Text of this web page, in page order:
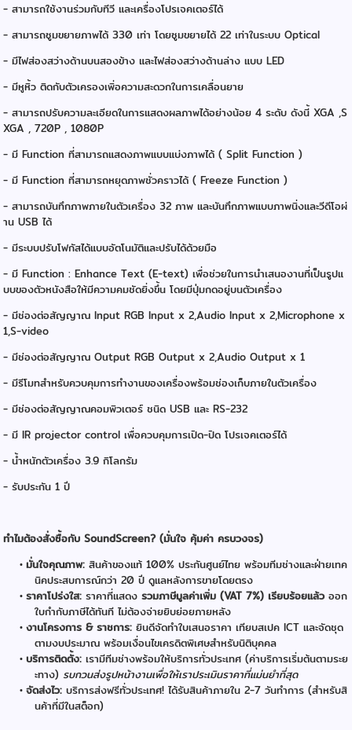
- สามารถใช้งานร่วมกับทีวี และเครื่องโปรเจคเตอร์ได้
- สามารถซูมขยายภาพได้ 330 เท่า โดยซูมขยายได้ 22 เท่าในระบบ Optical
- มีไฟส่องสว่างด้านบนสองข้าง และไฟส่องสว่างด้านล่าง แบบ LED
- มีหูหิ้ว ติดกับตัวเครองเพิ่อความสะดวกในการเคลื่อนยาย
- สามารถปรับความละเอียดในการแสดงผลภาพได้อย่างน้อย 4 ระดับ ดังนี้ XGA ,S
XGA , 720P , 1080P
- มี Function ที่สามารถแสดงภาพแบบแบ่งภาพได้ ( Split Function )
- มี Function ที่สามารถหยุดภาพชั่วคราวได้ ( Freeze Function )
- สามารถบันทึกภาพภายในตัวเครื่อง 32 ภาพ และบันทึกภาพแบบภาพนิ่งและวีดีโอผ่
าน USB ได้
- มีระบบปรับโฟกัสได้แบบอัตโนมัติและปรับได้ด้วยมือ
- มี Function : Enhance Text (E-text) เพื่อช่วยในการนำเสนองานที่เป็นรูปแ
บบของตัวหนังสือให้มีความคมชัดยิ่งขึ้น โดยมีปุ่มกดอยู่บนตัวเครื่อง
- มีช่องต่อสัญญาณ Input RGB Input x 2,Audio Input x 2,Microphone x
1,S-video
- มีช่องต่อสัญญาณ Output RGB Output x 2,Audio Output x 1
- มีรีโมทสำหรับควบคุมการทำงานของเครื่องพร้อมช่องเก็บภายในตัวเครื่อง
- มีช่องต่อสัญญาณคอมพิวเตอร์ ชนิด USB และ RS-232
- มี IR projector control เพื่อควบคุมการเปิด-ปิด โปรเจคเตอร์ได้
- น้ำหนักตัวเครื่อง 3.9 กิโลกรัม
- รับประกัน 1 ปี
ทำไมต้องสั่งซื้อกับ SoundScreen? (มั่นใจ คุ้มค่า ครบวงจร)
มั่นใจคุณภาพ:สินค้าของแท้ 100% ประกันศูนย์ไทย พร้อมทีมช่างและฝ่ายเทค
นิคประสบการณ์กว่า 20 ปี ดูแลหลังการขายโดยตรง
ราคาโปร่งใส:ราคาที่แสดง รวมภาษีมูลค่าเพิ่ม (VAT 7%) เรียบร้อยแล้วออก
ใบกำกับภาษีได้ทันที ไม่ต้องจ่ายยิบย่อยภายหลัง
งานโครงการ & ราชการ:ยินดีจัดทำใบเสนอราคา เทียบสเปค ICT และจัดชุด
ตามงบประมาณ พร้อมเงื่อนไขเครดิตพิเศษสำหรับนิติบุคคล
บริการติดตั้ง:เรามีทีมช่างพร้อมให้บริการทั่วประเทศ (ค่าบริการเริ่มต้นตามระย
ะทาง)รบกวนส่งรูปหน้างานเพื่อให้เราประเมินราคาที่แม่นยำที่สุด
จัดส่งไว:บริการส่งฟรีทั่วประเทศ! ได้รับสินค้าภายใน 2-7 วันทำการ (สำหรับสิ
นค้าที่มีในสต็อก)